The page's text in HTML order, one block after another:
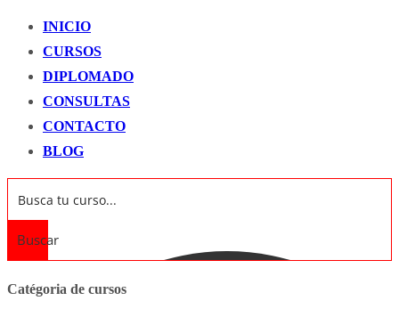
INICIO
CURSOS
DIPLOMADO
CONSULTAS
CONTACTO
BLOG
Buscar
Catégoria de cursos